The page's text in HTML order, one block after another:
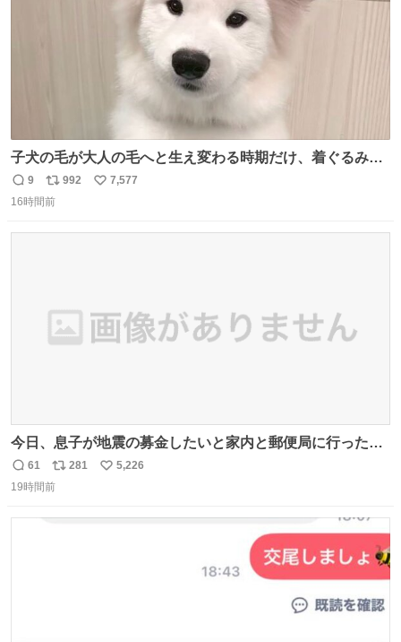
子犬の毛が大人の毛へと生え変わる時期だけ、着ぐるみを
着てるように見える良さがあります
返
信
9
リ
ポ
992
い
7,577
16時間前
今日、息子が地震の募金したいと家内と郵便局に行ったみ
たいです。おもちゃとか買う選択肢もあったと思うけど、
自分で貯めてた2万円を役に立てて欲しい、みんなも元気
返
信
61
リ
ポ
281
い
5,226
19時間前